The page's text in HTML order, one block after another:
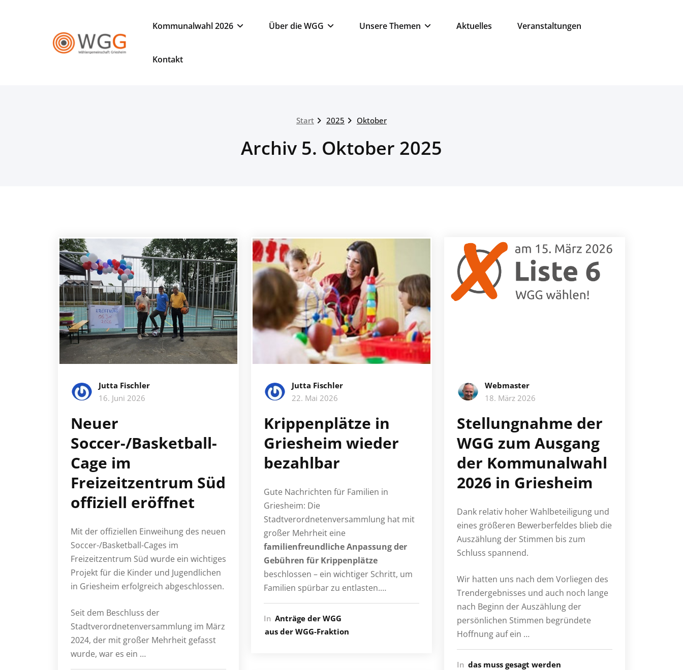
WGG
Wählergemeinschaft
Kommunalwahl 2026 Über die WGG Unsere Themen Aktuelles Veranstaltungen
Kontakt
Start 2025 Oktober
Archiv 5. Oktober 2025
Jutta Fischler
16. Juni 2026
Neuer
Soccer-/Basketball-
Cage im
Freizeitzentrum Süd
offiziell eröffnet
Mit der offiziellen Einweihung des neuen
Soccer-/Basketball-Cages im
Freizeitzentrum Süd wurde ein wichtiges
Projekt für die Kinder und Jugendlichen
in Griesheim erfolgreich abgeschlossen.
Seit dem Beschluss der
Stadtverordnetenversammlung im März
2024, der mit großer Mehrheit gefasst
wurde, war es ein …
Jutta Fischler
22. Mai 2026
Krippenplätze in
Griesheim wieder
bezahlbar
Gute Nachrichten für Familien in
Griesheim: Die
Stadtverordnetenversammlung hat mit
großer Mehrheit eine
familienfreundliche Anpassung der
Gebühren für Krippenplätze
beschlossen – ein wichtiger Schritt, um
Familien spürbar zu entlasten.…
In Anträge der WGG
aus der WGG-Fraktion
Webmaster
18. März 2026
Stellungnahme der
WGG zum Ausgang
der Kommunalwahl
2026 in Griesheim
Dank relativ hoher Wahlbeteiligung und
eines größeren Bewerberfeldes blieb die
Auszählung der Stimmen bis zum
Schluss spannend.
Wir hatten uns nach dem Vorliegen des
Trendergebnisses und auch noch lange
nach Beginn der Auszählung der
persönlichen Stimmen begründete
Hoffnung auf ein …
In das muss gesagt werden